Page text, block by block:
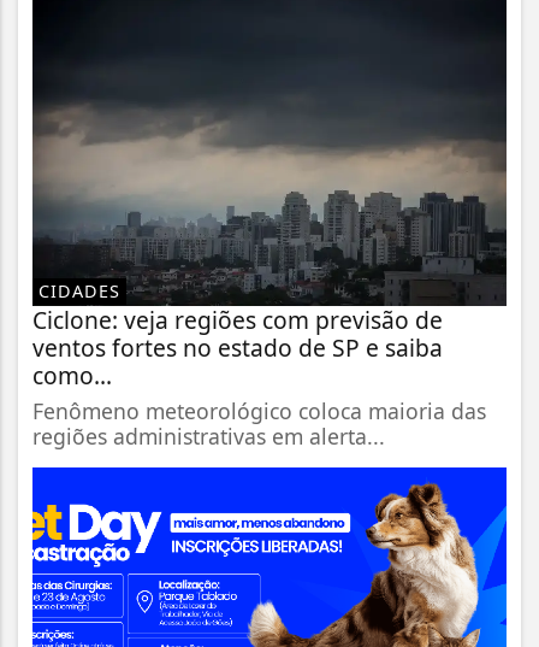
CIDADES
Ciclone: veja regiões com previsão de
ventos fortes no estado de SP e saiba
como...
Fenômeno meteorológico coloca maioria das
regiões administrativas em alerta...